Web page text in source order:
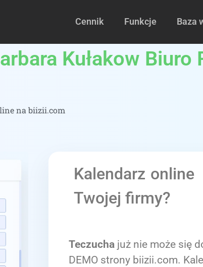
Cennik Funkcje Baza
Kułakow Biuro
na biizii.com
Kalendarz online
Twojej firmy?
Teczucha już nie może się
DEMO strony biizii.com.